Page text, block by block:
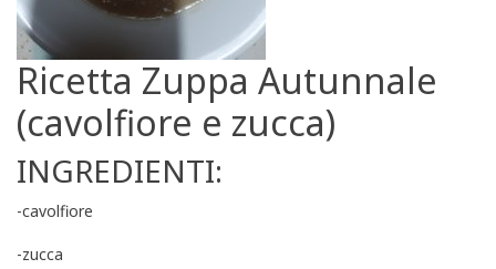
Ricetta Zuppa Autunnale
(cavolfiore e zucca)
INGREDIENTI:
-cavolfiore
-zucca